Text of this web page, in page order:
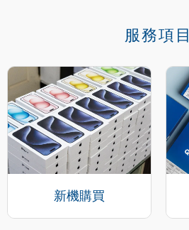
服務項目
新機購買